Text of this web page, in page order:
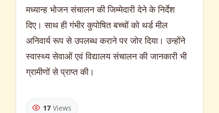
मध्यान्ह भोजन संचालन की जिम्मेदारी देने के निर्देश
दिए। साथ ही गंभीर कुपोषित बच्चों को थर्ड मील
अनिवार्य रूप से उपलब्ध कराने पर जोर दिया। उन्होंने
स्वास्थ्य सेवाओं एवं विद्यालय संचालन की जानकारी भी
ग्रामीणों से प्राप्त की।
17 Views